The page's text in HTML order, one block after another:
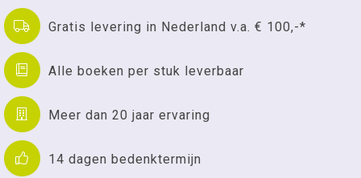
Gratis levering in Nederland v.a. € 100,-*
Alle boeken per stuk leverbaar
Meer dan 20 jaar ervaring
14 dagen bedenktermijn